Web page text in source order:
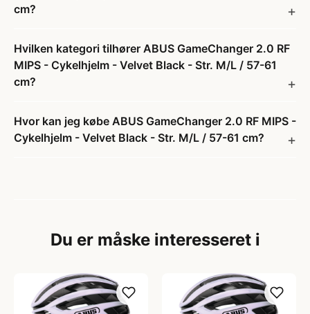
cm?
Hvilken kategori tilhører ABUS GameChanger 2.0 RF
MIPS - Cykelhjelm - Velvet Black - Str. M/L / 57-61
cm?
Hvor kan jeg købe ABUS GameChanger 2.0 RF MIPS -
Cykelhjelm - Velvet Black - Str. M/L / 57-61 cm?
Du er måske interesseret i